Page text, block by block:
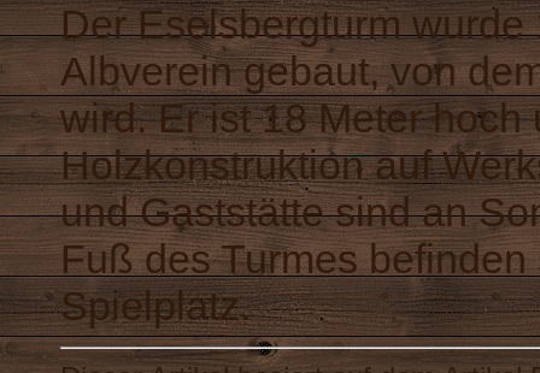
Der Eselsbergturm
Albverein gebaut, von
wird. Er ist 18 Meter hoch
Holzkonstruktion auf
und Gaststätte sind an
Fuß des Turmes
Spielplatz.